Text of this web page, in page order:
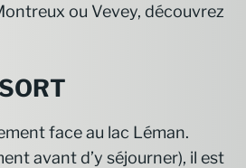
ou Vevey, découvrez
face au lac Léman.
avant d’y séjourner), il est